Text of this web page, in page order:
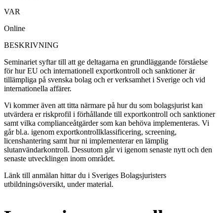
VAR
Online
BESKRIVNING
Seminariet syftar till att ge deltagarna en grundläggande förståelse
för hur EU och internationell exportkontroll och sanktioner är
tillämpliga på svenska bolag och er verksamhet i Sverige och vid
internationella affärer.
Vi kommer även att titta närmare på hur du som bolagsjurist kan
utvärdera er riskprofil i förhållande till exportkontroll och sanktioner
samt vilka complianceåtgärder som kan behöva implementeras. Vi
går bl.a. igenom exportkontrollklassificering, screening,
licenshantering samt hur ni implementerar en lämplig
slutanvändarkontroll. Dessutom går vi igenom senaste nytt och den
senaste utvecklingen inom området.
Länk till anmälan hittar du i Sveriges Bolagsjuristers
utbildningsöversikt, under material.